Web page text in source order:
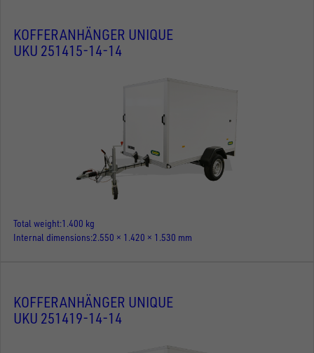
KOFFERANHÄNGER UNIQUE
UKU 251415-14-14
Total weight 1.400 kg
Internal dimensions 2.550 × 1.420 × 1.530 mm
KOFFERANHÄNGER UNIQUE
UKU 251419-14-14